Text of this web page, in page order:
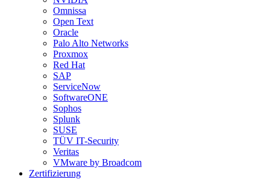
Omnissa
Open Text
Oracle
Palo Alto Networks
Proxmox
Red Hat
SAP
ServiceNow
SoftwareONE
Sophos
Splunk
SUSE
TÜV IT-Security
Veritas
VMware by Broadcom
Zertifizierung